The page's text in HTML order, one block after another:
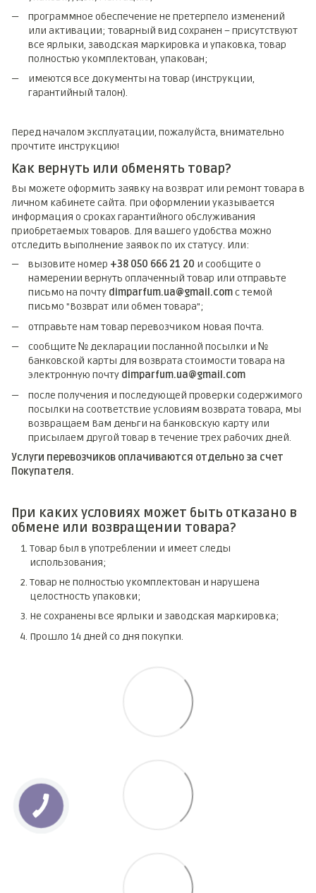
программное обеспечение не претерпело изменений
или активации; товарный вид сохранен – присутствуют
все ярлыки, заводская маркировка и упаковка, товар
полностью укомплектован, упакован;
имеются все документы на товар (инструкции,
гарантийный талон).
Перед началом эксплуатации, пожалуйста, внимательно
прочтите инструкцию!
Как вернуть или обменять товар?
Вы можете оформить заявку на возврат или ремонт товара в
личном кабинете сайта. При оформлении указывается
информация о сроках гарантийного обслуживания
приобретаемых товаров. Для вашего удобства можно
отследить выполнение заявок по их статусу. Или:
вызовите номер +38 050 666 21 20 и сообщите о
намерении вернуть оплаченный товар или отправьте
письмо на почту dimparfum.ua@gmail.comс темой
письмо "Возврат или обмен товара";
отправьте нам товар перевозчиком Новая Почта.
сообщите № декларации посланной посылки и №
банковской карты для возврата стоимости товара на
электронную почту dimparfum.ua@gmail.com
после получения и последующей проверки содержимого
посылки на соответствие условиям возврата товара, мы
возвращаем Вам деньги на банковскую карту или
присылаем другой товар в течение трех рабочих дней.
Услуги перевозчиков оплачиваются отдельно за счет
Покупателя.
При каких условиях может быть отказано в
обмене или возвращении товара?
Товар был в употреблении и имеет следы
использования;
Товар не полностью укомплектован и нарушена
целостность упаковки;
Не сохранены все ярлыки и заводская маркировка;
Прошло 14 дней со дня покупки.